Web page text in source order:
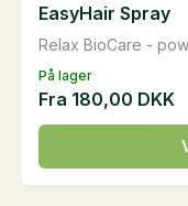
På lager
Relax BioCare -
EasyHair Spray
Fra 180,00 DKK
Dette
vare
har